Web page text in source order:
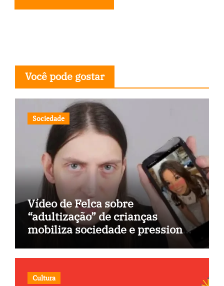
Você pode gostar
Sociedade
Vídeo de Felca sobre
“adultização” de crianças
mobiliza sociedade e pressiona
Cultura